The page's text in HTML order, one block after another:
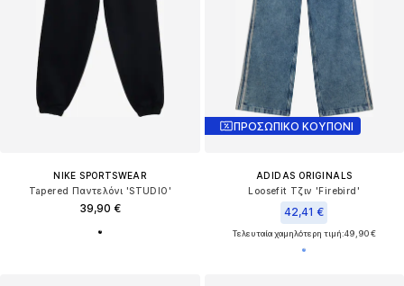
NIKE SPORTSWEAR
Tapered Παντελόνι 'STUDIO'
39,90 €
ΠΡΟΣΩΠΙΚΟ ΚΟΥΠΟΝΙ
ADIDAS ORIGINALS
Loosefit Τζιν 'Firebird'
42,41 €
Τελευταία χαμηλότερη τιμή:49,90 €